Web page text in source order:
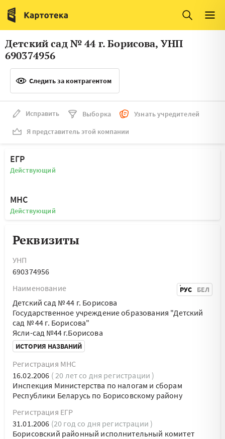
Италия
Люксембург
Литва
Латвия
Словения
Франция
Финляндия
Швеция
Мальта
Детский сад № 44 г. Борисова, УНП
690374956
Следить за контрагентом
Исправить Выборка
Узнать учредителей
Я представитель этой компании
ЕГР
Действующий
МНС
Действующий
Реквизиты
УНП
690374956
Наименование
РУС БЕЛ
Детский сад № 44 г. Борисова
Государственное учреждение образования "Детский
сад № 44 г. Борисова"
Ясли-сад №44 г.Борисова
ИСТОРИЯ НАЗВАНИЙ
Регистрация МНС
16.02.2006 ( 20 лет со дня регистрации )
Инспекция Министерства по налогам и сборам
Республики Беларусь по Борисовскому району
Регистрация ЕГР
31.01.2006 (20 год со дня регистрации )
Борисовский районный исполнительный комитет